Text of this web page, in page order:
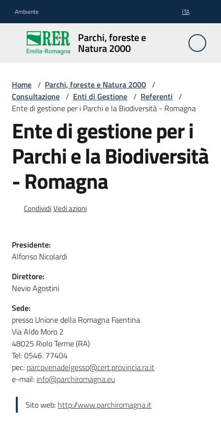
Ambiente ITA
Parchi, foreste e
Natura 2000
Parchi,
foreste
e
2000
Aree
Protette
Rete
Natura
2000
Foreste
Biodiversità
Consultazione
Seguici
Home / Parchi, foreste e Natura 2000 /
Consultazione / Enti di Gestione / Referenti /
Ente di gestione per i Parchi e la Biodiversità - Romagna
Ente di gestione per i
Parchi e la Biodiversità
- Romagna
CondividiVedi azioni
Presidente:
Alfonso Nicolardi
Direttore:
Nevio Agostini
Sede:
presso Unione della Romagna Faentina
Via Aldo Moro 2
48025 Riolo Terme (RA)
Tel: 0546. 77404
pec: parcovenadelgesso@cert.provincia.ra.it
e-mail: info@parchiromagna.eu
Sito web: http://www.parchiromagna.it